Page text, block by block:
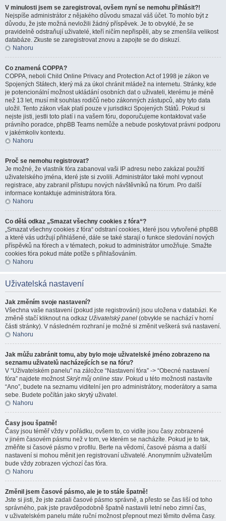
V minulosti jsem se zaregistroval, ovšem nyní se nemohu přihlásit?!
Nejspíše administrátor z nějakého důvodu smazal váš účet. To mohlo být z
důvodu, že jste možná nevložili žádný příspěvek. Je to obvyklé, že se
pravidelně odstraňují uživatelé, kteří ničím nepřispěli, aby se zmenšila velikost
databáze. Zkuste se zaregistrovat znovu a zapojte se do diskuzí.
Nahoru
Co znamená COPPA?
COPPA, neboli Child Online Privacy and Protection Act of 1998 je zákon ve
Spojených Státech, který má za úkol chránit mládež na internetu. Stránky, kde
je potencionální možnost ukládání osobních dat o uživateli, kterému je méně
než 13 let, musí mít souhlas rodičů nebo zákonných zástupců, aby tyto data
uložil. Tento zákon však platí pouze v jurisdikci Spojených Států. Pokud si
nejste jisti, jestli toto platí i na vašem fóru, doporučujeme kontaktovat vaše
právního poradce, phpBB Teams nemůže a nebude poskytovat právni podporu
v jakémkoliv kontextu.
Nahoru
Proč se nemohu registrovat?
Je možné, že vlastník fóra zabanoval vaši IP adresu nebo zakázal použití
uživatelského jména, které jste si zvolili. Administrátor také mohl vypnout
registrace, aby zabranil přístupu nových návštěvníků na fórum. Pro další
informace kontaktuje administrátora fóra.
Nahoru
Co dělá odkaz „Smazat všechny cookies z fóra“?
„Smazat všechny cookies z fóra“ odstraní cookies, které jsou vytvořené phpBB
a které vás udržují přihlášené, dále se také starají o funkce sledování nových
příspěvků na fórech a v tématech, pokud to administrátor umožňuje. Smažte
cookies fóra pokud máte potíže s přihlašováním.
Nahoru
Uživatelská nastavení
Jak změním svoje nastavení?
Všechna vaše nastavení (pokud jste registrováni) jsou uložena v databázi. Ke
změně stačí kliknout na odkaz Uživatelský panel (obvykle se nachází v horní
části stránky). V následném rozhraní je možné si změnit veškerá svá nastavení.
Nahoru
Jak můžu zabránit tomu, aby bylo moje uživatelské jméno zobrazeno na
seznamu uživatelů nacházejících se na fóru?
V “Uživatelském panelu” na záložce “Nastavení fóra” -> “Obecné nastavení
fóra” najdete možnostSkrýt můj online stav. Pokud u této možnosti nastavíte
“Ano”, budete na seznamu viditelní jen pro administrátory, moderátory a sama
sebe. Budete počítán jako skrytý uživatel.
Nahoru
Časy jsou špatně!
Časy jsou téměř vždy v pořádku, ovšem to, co vidíte jsou časy zobrazené
v jiném časovém pásmu než v tom, ve kterém se nacházíte. Pokud je to tak,
změňte si časové pásmo v profilu. Berte na vědomí, časové pásma a další
nastavení si mohou měnit jen registrovaní uživatelé. Anonymním uživatelům
bude vždy zobrazen výchozí čas fóra.
Nahoru
Změnil jsem časové pásmo, ale je to stále špatně!
Jste si jisti, že jste zadali časové pásmo správně, a přesto se čas liší od toho
správného, pak jste pravděpodobně špatně nastavili letní nebo zimní čas,
v uživatelském panelu máte ruční možnost přepnout mezi těmito dvěma časy.